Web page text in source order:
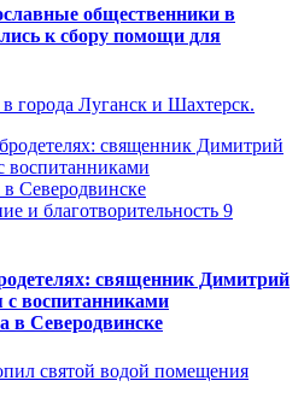
общественники в
к сбору помощи для
города Луганск и Шахтерск.
и благотворительность 9
священник Димитрий
воспитанниками
в Северодвинске
святой водой помещения